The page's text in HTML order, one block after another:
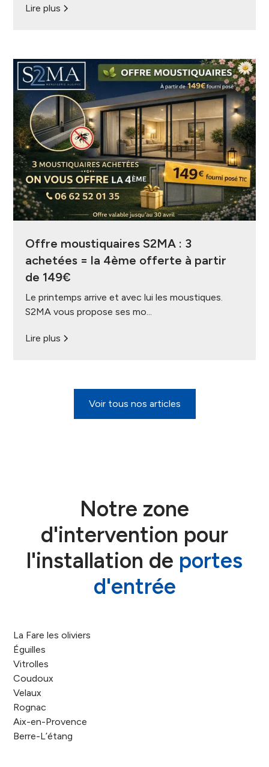
Lire plus
Offre moustiquaires S2MA : 3
achetées = la 4ème offerte à partir
de 149€
Le printemps arrive et avec lui les moustiques.
S2MA vous propose ses mo...
Lire plus
Voir tous nos articles
Notre zone
d'intervention pour
l'installation de portes
d'entrée
La Fare les oliviers
Éguilles
Vitrolles
Coudoux
Velaux
Rognac
Aix-en-Provence
Berre-L’étang